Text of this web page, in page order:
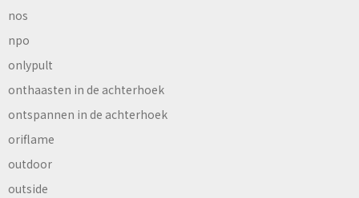
nos
npo
onlypult
onthaasten in de achterhoek
ontspannen in de achterhoek
oriflame
outdoor
outside